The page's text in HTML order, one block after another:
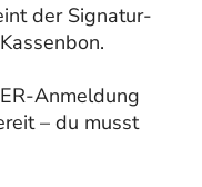
der Signatur-
Anmeldung
– du musst